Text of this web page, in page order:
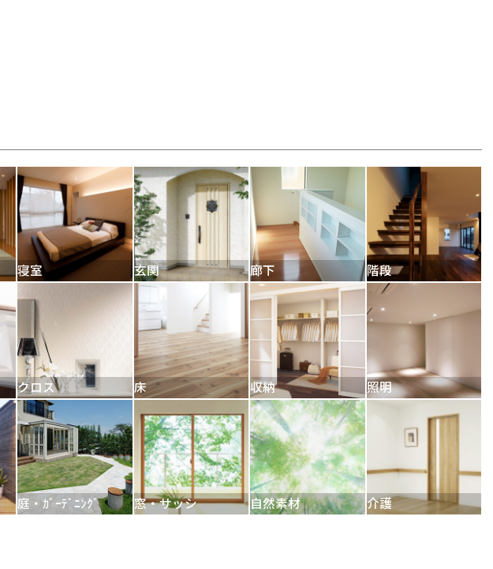
寝室 玄関 廊下 階段
クロス 床 収納 照明
庭・ｶﾞｰﾃﾞﾆﾝｸﾞ 窓・サッシ 自然素材 介護